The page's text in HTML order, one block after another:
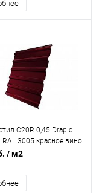
С20R 0,45 Drap с
RAL 3005 красное вино
/ м2